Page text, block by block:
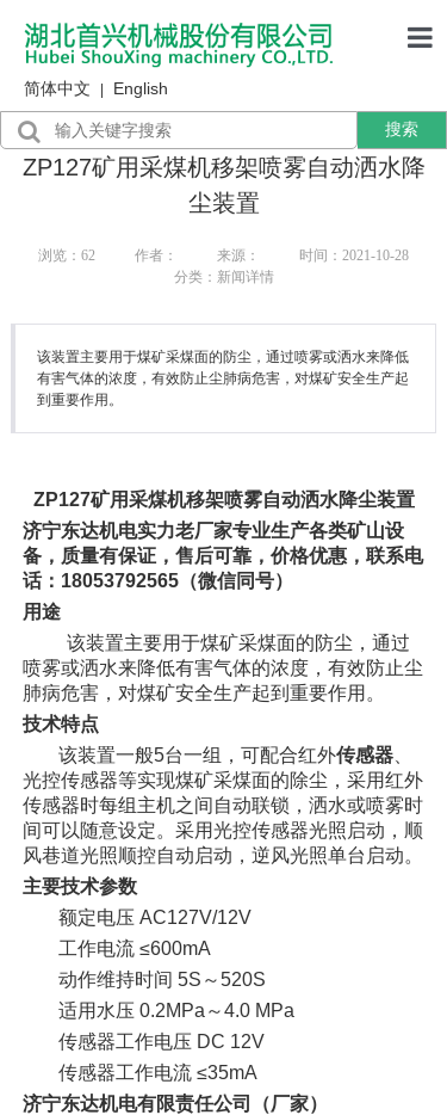
简体中文 English
行业资讯
搜索
ZP127矿用采煤机移架喷雾自动洒水降
尘装置
浏览： 62 作者： 来源：
时间：2021-10-28
分类：新闻详情
该装置主要用于煤矿采煤面的防尘，通过喷雾或洒水来降低
有害气体的浓度，有效防止尘肺病危害，对煤矿安全生产起
到重要作用。
ZP127矿用采煤机移架喷雾自动洒水降尘装置
济宁东达机电实力老厂家专业生产各类矿山设
备，质量有保证，售后可靠，价格优惠，联系电
话： 18053792565 （微信同号）
用途
该装置主要用于煤矿采煤面的防尘，通过
喷雾或洒水来降低有害气体的浓度，有效防止尘
肺病危害，对煤矿安全生产起到重要作用。
技术特点
该装置一般5台一组，可配合红外传感器、
光控传感器等实现煤矿采煤面的除尘，采用红外
传感器时每组主机之间自动联锁，洒水或喷雾时
间可以随意设定。采用光控传感器光照启动，顺
风巷道光照顺控自动启动，逆风光照单台启动。
主要技术参数
额定电压 AC127V/12V
工作电流 ≤600mA
动作维持时间 5S～520S
适用水压 0.2MPa～4.0 MPa
传感器工作电压 DC 12V
传感器工作电流 ≤35mA
济宁东达机电有限责任公司（厂家）